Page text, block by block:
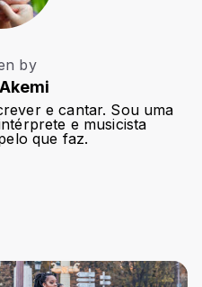
by
e cantar. Sou uma
e musicista
que faz.